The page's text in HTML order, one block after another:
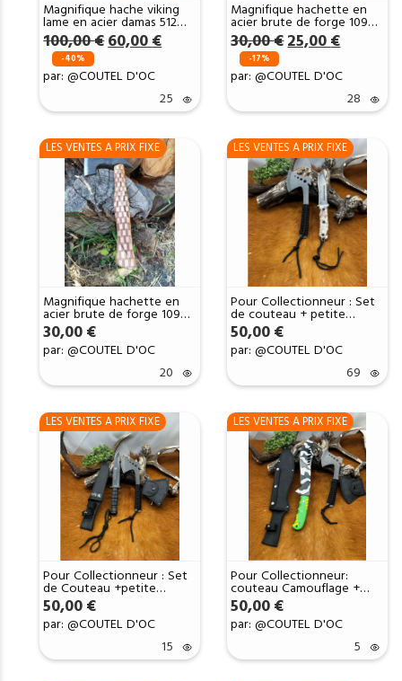
Magnifique hache viking
lame en acier damas 512
couches et manche en
bois de bois ref HV01
100,00€Le
prix
initial
était :
100,00 €.
60,00 €Le
prix
60,00 €.
-40%
par: @COUTEL D'OC
25
Magnifique hachette en
acier brute de forge 1095C
RITE EDGE USA VIKING AXE
ETUI CUIR DMH36 x
30,00€Le
prix
initial
était :
25,00 €Le
prix
actuel
est :
25,00 €.
-17%
par: @COUTEL D'OC
28
LES VENTES A PRIX FIXE
Magnifique hachette en
acier brute de forge 1095C
RITE EDGE USA VIKING AXE
ETUI CUIR DMH37 x
30,00 €
par: @COUTEL D'OC
20
LES VENTES A PRIX FIXE
Pour Collectionneur : Set
de couteau + petite
Hachette H2
50,00 €
par: @COUTEL D'OC
69
LES VENTES A PRIX FIXE
Pour Collectionneur : Set
de Couteau +petite
Hachette H1
50,00 €
par: @COUTEL D'OC
15
LES VENTES A PRIX FIXE
Pour Collectionneur:
couteau Camouflage +
hachette H3
50,00 €
par: @COUTEL D'OC
5